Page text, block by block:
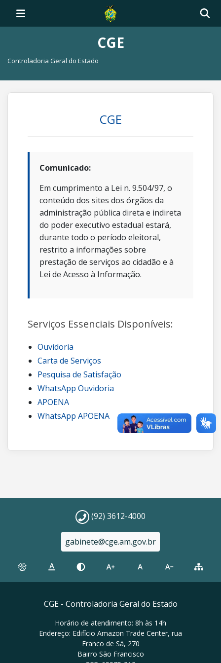
CGE
Controladoria Geral do Estado
CGE
Comunicado:
Em cumprimento a Lei n. 9.504/97, o
conteúdo dos sites dos órgãos da
administração pública direta e indireta
do poder executivo estadual estará,
durante todo o período eleitoral,
restrito a informações sobre
prestação de serviços ao cidadão e à
Lei de Acesso à Informação.
Serviços Essenciais Disponíveis:
Ouvidoria
Carta de Serviços
Pesquisa de Satisfação
WhatsApp Ouvidoria
APOENA
WhatsApp APOENA
(92) 3612-4000
gabinete@cge.am.gov.br
CGE - Controladoria Geral do Estado
Horário de atendimento: 8h às 14h
Endereço: Edifício Amazon Trade Center, rua
Franco de Sá, 270
Bairro São Francisco